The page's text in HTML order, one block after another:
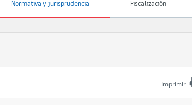
Normativa y jurisprudencia Fiscalización
Imprimir